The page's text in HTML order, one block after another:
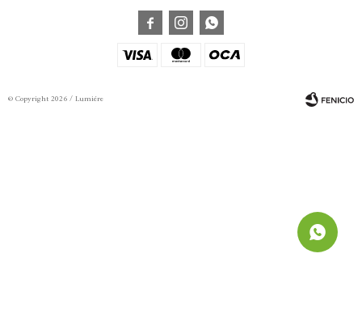
  
© Copyright 2026 / Lumiére